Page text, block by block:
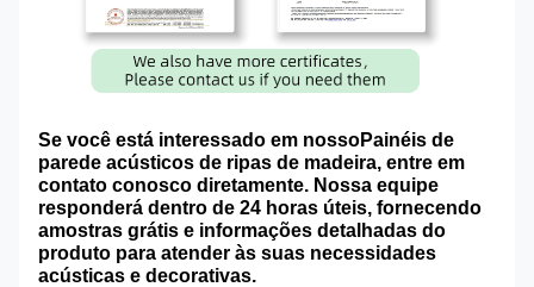
Se você está interessado em nossoPainéis de
parede acústicos de ripas de madeira, entre em
contato conosco diretamente. Nossa equipe
responderá dentro de 24 horas úteis, fornecendo
amostras grátis e informações detalhadas do
produto para atender às suas necessidades
acústicas e decorativas.